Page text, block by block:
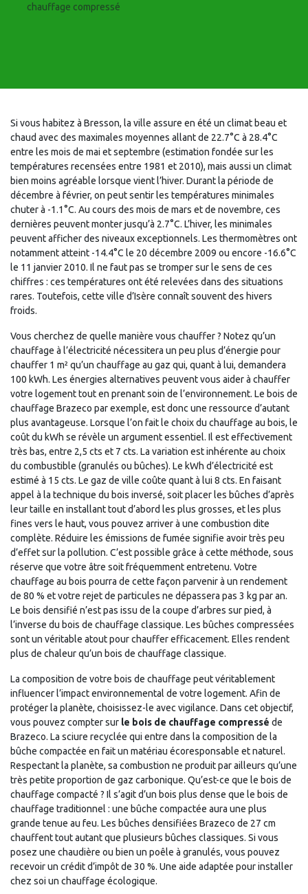
chauffage compressé
Si vous habitez à Bresson, la ville assure en été un climat beau et
chaud avec des maximales moyennes allant de 22.7°C à 28.4°C
entre les mois de mai et septembre (estimation fondée sur les
températures recensées entre 1981 et 2010), mais aussi un climat
bien moins agréable lorsque vient l’hiver. Durant la période de
décembre à février, on peut sentir les températures minimales
chuter à -1.1°C. Au cours des mois de mars et de novembre, ces
dernières peuvent monter jusqu’à 2.7°C. L’hiver, les minimales
peuvent afficher des niveaux exceptionnels. Les thermomètres ont
notamment atteint -14.4°C le 20 décembre 2009 ou encore -16.6°C
le 11 janvier 2010. Il ne faut pas se tromper sur le sens de ces
chiffres : ces températures ont été relevées dans des situations
rares. Toutefois, cette ville d’Isère connaît souvent des hivers
froids.
Vous cherchez de quelle manière vous chauffer ? Notez qu’un
chauffage à l’électricité nécessitera un peu plus d’énergie pour
chauffer 1 m² qu’un chauffage au gaz qui, quant à lui, demandera
100 kWh. Les énergies alternatives peuvent vous aider à chauffer
votre logement tout en prenant soin de l’environnement. Le bois de
chauffage Brazeco par exemple, est donc une ressource d’autant
plus avantageuse. Lorsque l’on fait le choix du chauffage au bois, le
coût du kWh se révèle un argument essentiel. Il est effectivement
très bas, entre 2,5 cts et 7 cts. La variation est inhérente au choix
du combustible (granulés ou bûches). Le kWh d’électricité est
estimé à 15 cts. Le gaz de ville coûte quant à lui 8 cts. En faisant
appel à la technique du bois inversé, soit placer les bûches d’après
leur taille en installant tout d’abord les plus grosses, et les plus
fines vers le haut, vous pouvez arriver à une combustion dite
complète. Réduire les émissions de fumée signifie avoir très peu
d’effet sur la pollution. C’est possible grâce à cette méthode, sous
réserve que votre âtre soit fréquemment entretenu. Votre
chauffage au bois pourra de cette façon parvenir à un rendement
de 80 % et votre rejet de particules ne dépassera pas 3 kg par an.
Le bois densifié n’est pas issu de la coupe d’arbres sur pied, à
l’inverse du bois de chauffage classique. Les bûches compressées
sont un véritable atout pour chauffer efficacement. Elles rendent
plus de chaleur qu’un bois de chauffage classique.
La composition de votre bois de chauffage peut véritablement
influencer l’impact environnemental de votre logement. Afin de
protéger la planète, choisissez-le avec vigilance. Dans cet objectif,
vous pouvez compter sur le bois de chauffage compressé de
Brazeco. La sciure recyclée qui entre dans la composition de la
bûche compactée en fait un matériau écoresponsable et naturel.
Respectant la planète, sa combustion ne produit par ailleurs qu’une
très petite proportion de gaz carbonique. Qu’est-ce que le bois de
chauffage compacté ? Il s’agit d’un bois plus dense que le bois de
chauffage traditionnel : une bûche compactée aura une plus
grande tenue au feu. Les bûches densifiées Brazeco de 27 cm
chauffent tout autant que plusieurs bûches classiques. Si vous
posez une chaudière ou bien un poêle à granulés, vous pouvez
recevoir un crédit d’impôt de 30 %. Une aide adaptée pour installer
chez soi un chauffage écologique.